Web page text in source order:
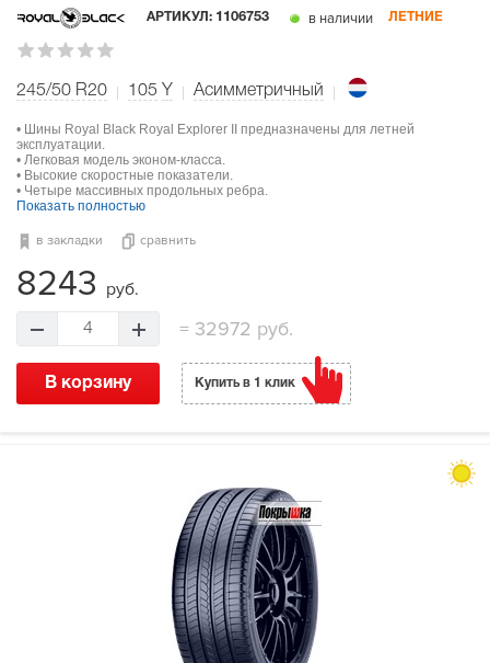
АРТИКУЛ: 1106753 в наличии ЛЕТНИЕ
245/50 R20 105 Y Асимметричный
• Шины Royal Black Royal Explorer II предназначены для летней
эксплуатации.
• Легковая модель эконом-класса.
• Высокие скоростные показатели.
• Четыре массивных продольных ребра.
Показать полностью
в закладки сравнить
8243 руб.
4 =32972 руб.
В корзину Купить в 1 клик